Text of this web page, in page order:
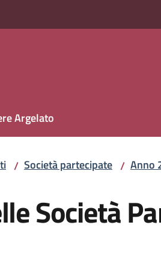
Argelato
/ Società partecipate / Anno
Società